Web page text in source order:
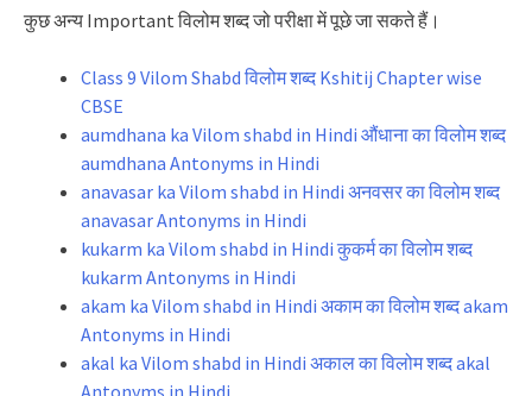
कुछ अन्य Important विलोम शब्द जो परीक्षा में पूछे जा सकते हैं।
Class 9 Vilom Shabd विलोम शब्द Kshitij Chapter wise
CBSE
aumdhana ka Vilom shabd in Hindi औंधाना का विलोम शब्द
aumdhana Antonyms in Hindi
anavasar ka Vilom shabd in Hindi अनवसर का विलोम शब्द
anavasar Antonyms in Hindi
kukarm ka Vilom shabd in Hindi कुकर्म का विलोम शब्द
kukarm Antonyms in Hindi
akam ka Vilom shabd in Hindi अकाम का विलोम शब्द akam
Antonyms in Hindi
akal ka Vilom shabd in Hindi अकाल का विलोम शब्द akal
Antonyms in Hindi